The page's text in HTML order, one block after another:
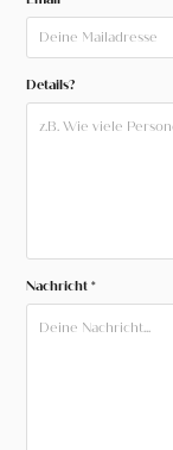
Details?
Nachricht *